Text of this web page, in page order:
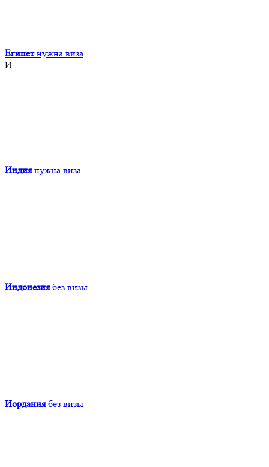
Египет нужна виза
И
Индия нужна виза
Индонезия без визы
Иордания без визы